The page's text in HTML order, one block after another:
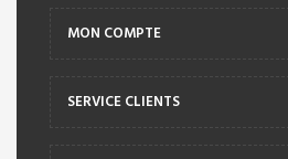
MON COMPTE
SERVICE CLIENTS